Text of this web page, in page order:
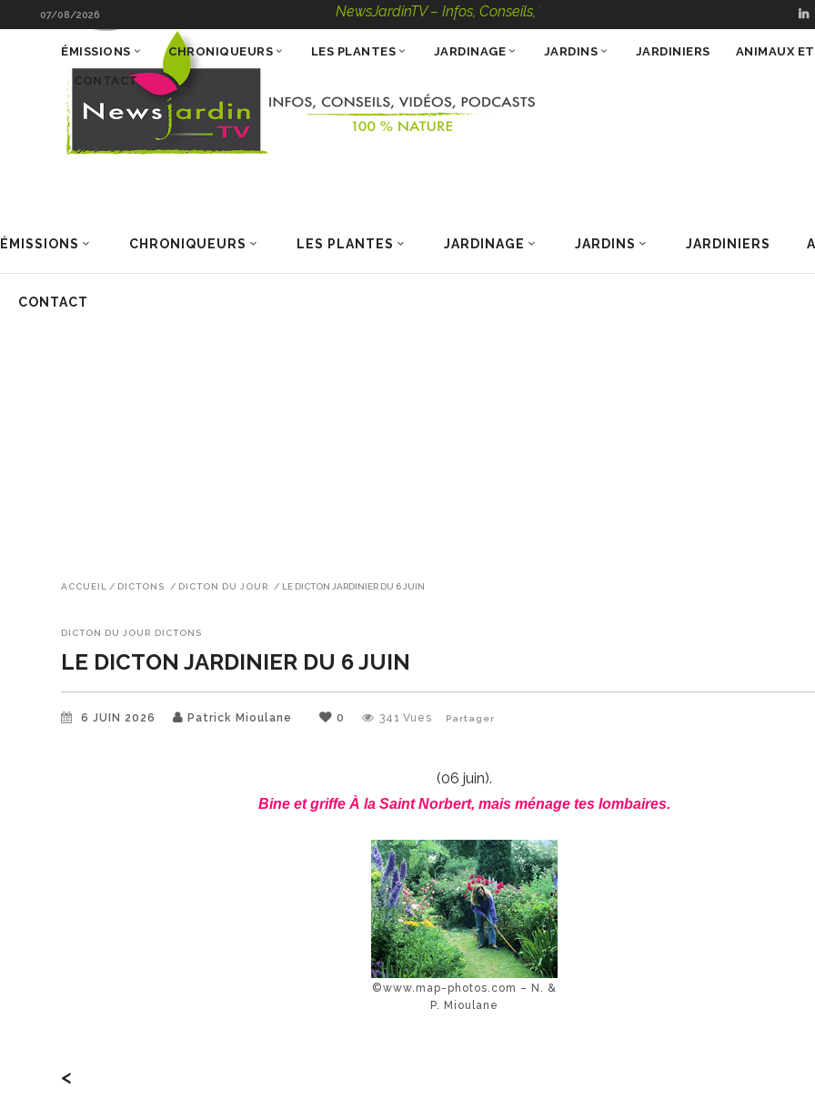
07/08/2026 NewsJardinTV – Infos, Conseils, Vidéos, Podcasts – 100 % Nature
ÉMISSIONS CHRONIQUEURS LES PLANTES JARDINAGE JARDINS JARDINIERS
CONTACT
ÉMISSIONS CHRONIQUEURS LES PLANTES JARDINAGE JARDINS JARDINIERS ANIMAUX
CONTACT
ACCUEIL / DICTONS / DICTON DU JOUR / LE DICTON JARDINIER DU 6 JUIN
DICTON DU JOUR DICTONS
LE DICTON JARDINIER DU 6 JUIN
6 JUIN 2026 Patrick Mioulane 0 341 Vues Partager
(06 juin).
Bine et griffe À la Saint Norbert, mais ménage tes lombaires.
©www.map-photos.com – N. &
P. Mioulane
<